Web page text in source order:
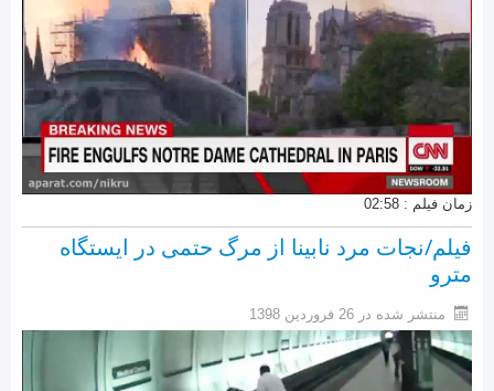
زمان فیلم : 02:58
فیلم/نجات مرد نابینا از مرگ حتمی در ایستگاه
مترو
منتشر شده در 26 فروردين 1398